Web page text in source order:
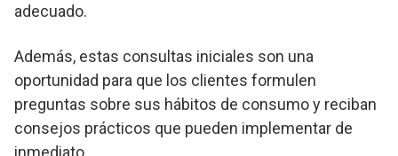
adecuado.
Además, estas consultas iniciales son una
oportunidad para que los clientes formulen
preguntas sobre sus hábitos de consumo y reciban
consejos prácticos que pueden implementar de
inmediato.